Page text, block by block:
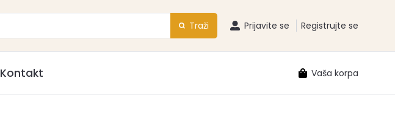
Traži Prijavite se Registrujte se
Kontakt Vaša korpa